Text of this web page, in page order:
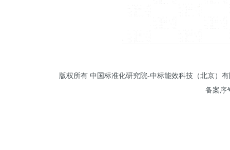
版权所有 中国标准化研究院-中标能效科技（北京）
备案序